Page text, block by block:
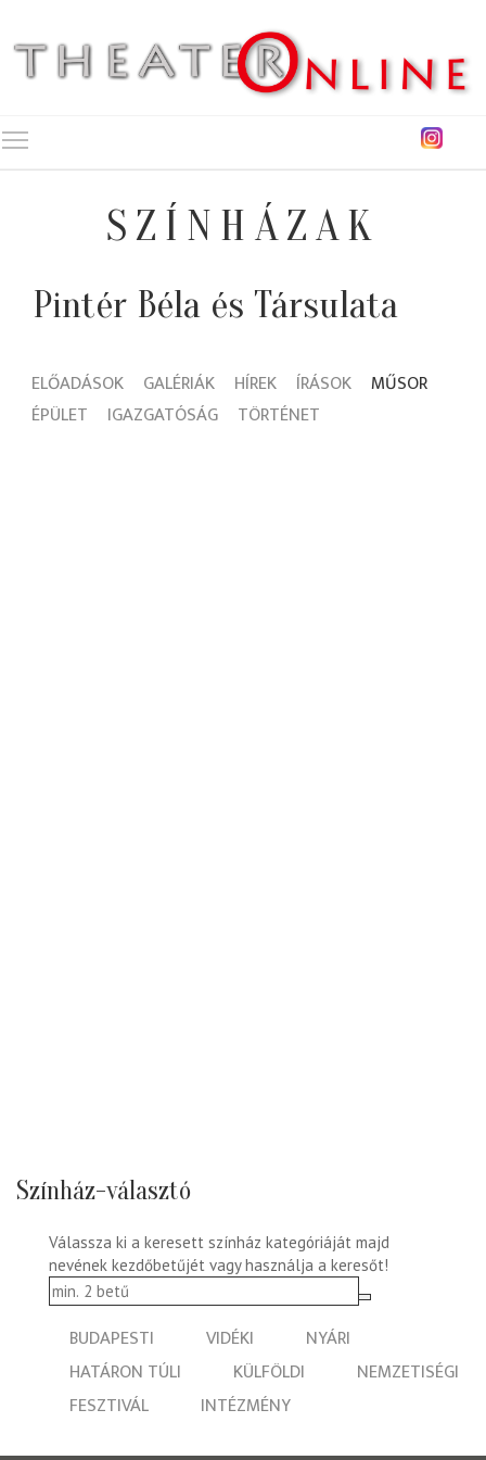
SZÍNHÁZAK
Pintér Béla és Társulata
ELŐADÁSOK GALÉRIÁK HÍREK ÍRÁSOK
MŰSOR
ÉPÜLET
IGAZGATÓSÁG TÖRTÉNET
Színház-választó
Válassza ki a keresett színház kategóriáját majd
nevének kezdőbetűjét vagy használja a keresőt!
BUDAPESTI VIDÉKI
NYÁRI
HATÁRON TÚLI
KÜLFÖLDI
NEMZETISÉGI
FESZTIVÁL
INTÉZMÉNY